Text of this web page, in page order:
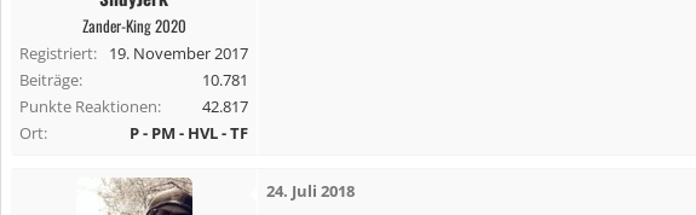
Zander-King 2020
Registriert
19. November 2017
Beiträge
10.781
Punkte Reaktionen
42.817
Ort
P - PM - HVL - TF
24. Juli 2018